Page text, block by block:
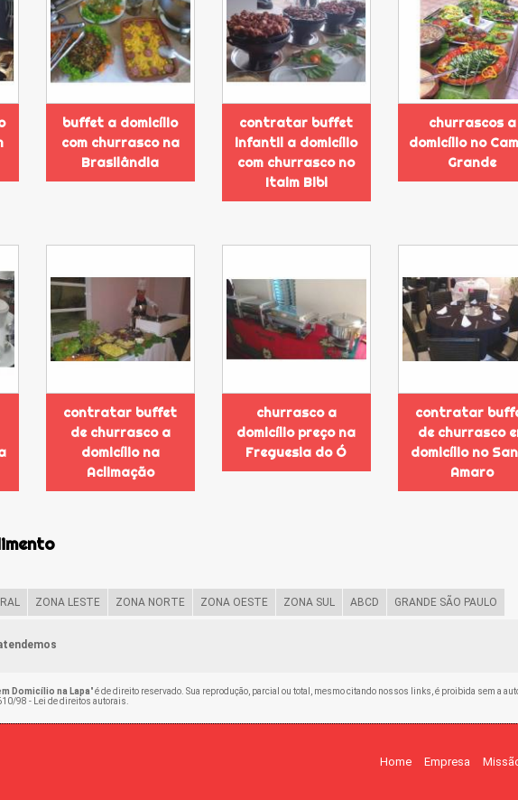
buffet a domicílio
com churrasco na
Brasilândia
contratar buffet
infantil a domicílio
com churrasco no
Itaim Bibi
churrascos a
domicílio no
Grande
contratar buffet
de churrasco a
domicílio na
Aclimação
churrasco a
domicílio preço na
Freguesia do Ó
contratar
de churrasco
domicílio no
Amaro
ZONA LESTE ZONA NORTE ZONA OESTE ZONA SUL ABCD GRANDE SÃO PAULO
Domicílio na Lapa" é de direito reservado. Sua reprodução, parcial ou total, mesmo citando nossos links, é proibida sem a
98 - Lei de direitos autorais
Home Empresa